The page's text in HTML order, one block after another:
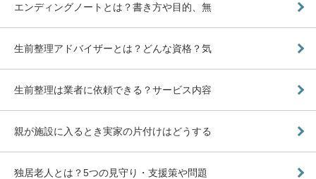
エンディングノートとは？書き方や目的、無
生前整理アドバイザーとは？どんな資格？気
生前整理は業者に依頼できる？サービス内容
親が施設に入るとき実家の片付けはどうする
独居老人とは？5つの見守り・支援策や問題